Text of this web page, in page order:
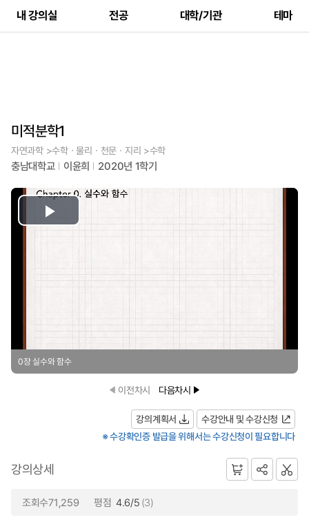
내 강의실 전공 대학/기관 테마
미적분학1
자연과학 >수학ㆍ물리ㆍ천문ㆍ지리 >수학
충남대학교 이윤희 2020년 1학기
Play
0장 실수와 함수
이전차시 다음차시
강의계획서
수강안내 및 수강신청
※ 수강확인증 발급을 위해서는 수강신청이 필요합니다
강의상세
조회수71,259 평점 4.6/5 (3)